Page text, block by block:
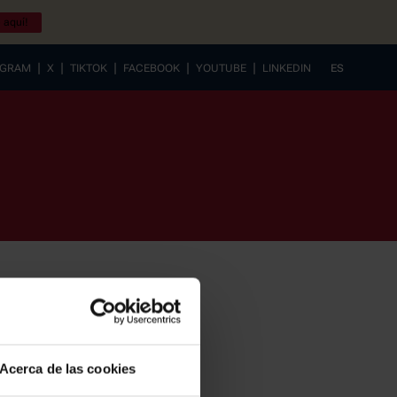
Acerca de las cookies
aquí!
| X | TIKTOK | FACEBOOK | YOUTUBE | LINKEDIN
ES